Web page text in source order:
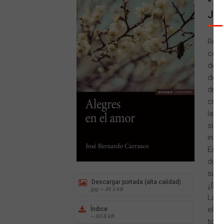
Descargar portada (alta calidad)
jpg ~ 49.3 kB
Índice
~ 60.8 kB
la
su
La
el